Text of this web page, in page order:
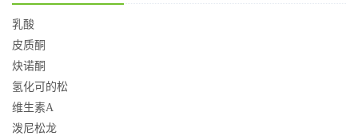
乳酸
皮质酮
炔诺酮
氢化可的松
维生素A
泼尼松龙